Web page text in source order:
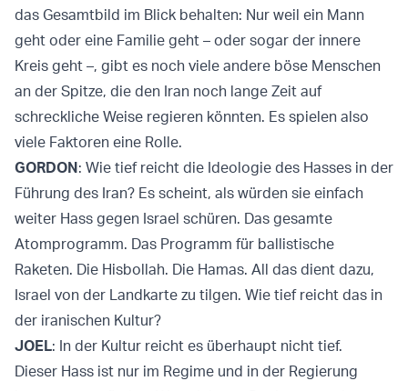
das Gesamtbild im Blick behalten: Nur weil ein Mann
geht oder eine Familie geht – oder sogar der innere
Kreis geht –, gibt es noch viele andere böse Menschen
an der Spitze, die den Iran noch lange Zeit auf
schreckliche Weise regieren könnten. Es spielen also
viele Faktoren eine Rolle.
GORDON: Wie tief reicht die Ideologie des Hasses in der
Führung des Iran? Es scheint, als würden sie einfach
weiter Hass gegen Israel schüren. Das gesamte
Atomprogramm. Das Programm für ballistische
Raketen. Die Hisbollah. Die Hamas. All das dient dazu,
Israel von der Landkarte zu tilgen. Wie tief reicht das in
der iranischen Kultur?
JOEL: In der Kultur reicht es überhaupt nicht tief.
Dieser Hass ist nur im Regime und in der Regierung